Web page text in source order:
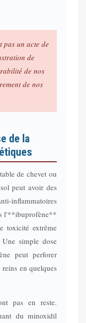
pas un acte de
de
de nos
de nos
de la
de chevet ou
peut avoir des
inflammatoires
l'**ibuprofène**
toxicité extrême
simple dose
peut perforer
en quelques
pas en reste.
du minoxidil